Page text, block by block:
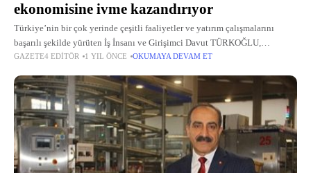
ekonomisine ivme kazandırıyor
Türkiye’nin bir çok yerinde çeşitli faaliyetler ve yatırım çalışmalarını
başarılı şekilde yürüten İş İnsanı ve Girişimci Davut TÜRKOĞLU,
teknoloji ve yapay zeka üzerine geliştirdiği yeni iş modelleriyle bir çok
GAZETE4 EDITÖR 1 YIL ÖNCE OKUMAYA DEVAM ET